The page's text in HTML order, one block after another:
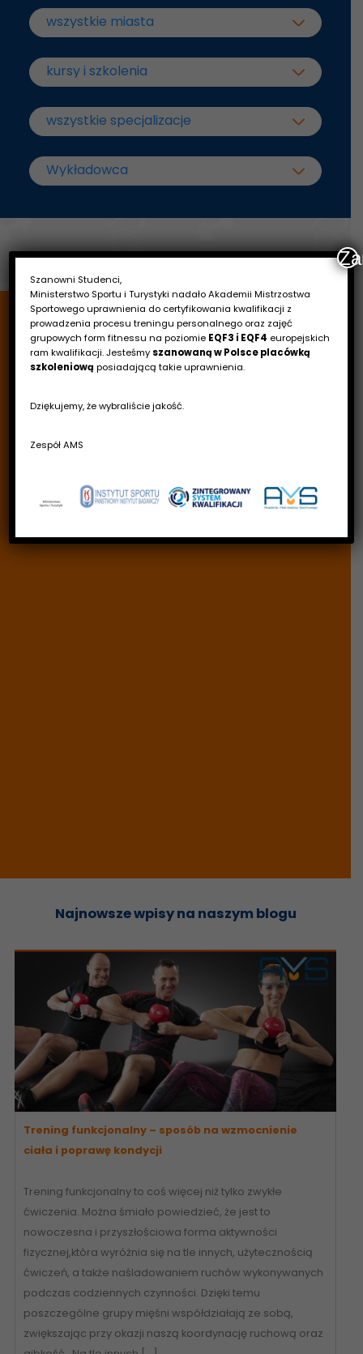
Najnowsze wpisy na naszym blogu
Trening funkcjonalny – sposób na wzmocnienie
ciała i poprawę kondycji
Trening funkcjonalny to coś więcej niż tylko zwykłe
ćwiczenia. Można śmiało powiedzieć, że jest to
nowoczesna i przyszłościowa forma aktywności
fizycznej,która wyróżnia się na tle innych, użytecznością
ćwiczeń, a także naśladowaniem ruchów wykonywanych
podczas codziennych czynności. Dzięki temu
poszczególne grupy mięśni współdziałają ze sobą,
zwiększając przy okazji naszą koordynację ruchową oraz
Szanowni Studenci,
Ministerstwo Sportu i Turystyki nadało Akademii Mistrzostwa
Sportowego uprawnienia do certyfikowania kwalifikacji z
prowadzenia procesu treningu personalnego oraz zajęć
grupowych form fitnessu na poziomie EQF3 i EQF4 europejskich
ram kwalifikacji. Jesteśmy szanowaną w Polsce placówką
szkoleniową posiadającą takie uprawnienia.
Dziękujemy, że wybraliście jakość.
Zespół AMS